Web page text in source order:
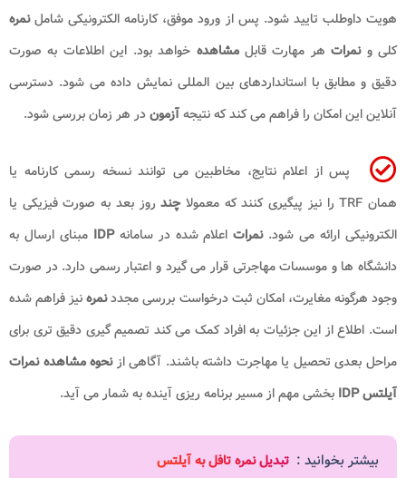
هویت داوطلب تایید شود. پس از ورود موفق، کارنامه الکترونیکی شاملنمره
کلی ونمرات هر مهارت قابلمشاهده خواهد بود. این اطلاعات به صورت
دقیق و مطابق با استانداردهای بین المللی نمایش داده می شود. دسترسی
آنلاین این امکان را فراهم می کند که نتیجهآزموندر هر زمان بررسی شود.
پس از اعلام نتایج، مخاطبین می توانند نسخه رسمی کارنامه یا
همان TRF را نیز پیگیری کنند که معمولا
چند روز بعد به صورت فیزیکی یا
الکترونیکی ارائه می شود.نمرات اعلام شده در سامانهIDP مبنای ارسال به
دانشگاه ها و موسسات مهاجرتی قرار می گیرد و اعتبار رسمی دارد. در صورت
وجود هرگونه مغایرت، امکان ثبت درخواست بررسی مجددنمرهنیز فراهم شده
است. اطلاع از این جزئیات به افراد کمک می کند تصمیم گیری دقیق تری برای
مراحل بعدی تحصیل یا مهاجرت داشته باشند. آگاهی ازنحوه مشاهده نمرات
آیلتس IDP
بخشی مهم از مسیر برنامه ریزی آینده به شمار می آید.
بیشتر بخوانید : تبدیل نمره تافل به آیلتس